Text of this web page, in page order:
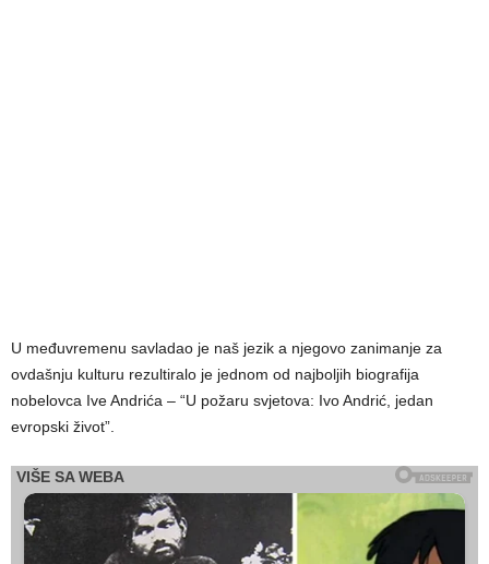
U međuvremenu savladao je naš jezik a njegovo zanimanje za
ovdašnju kulturu rezultiralo je jednom od najboljih biografija
nobelovca Ive Andrića – “U požaru svjetova: Ivo Andrić, jedan
evropski život”.